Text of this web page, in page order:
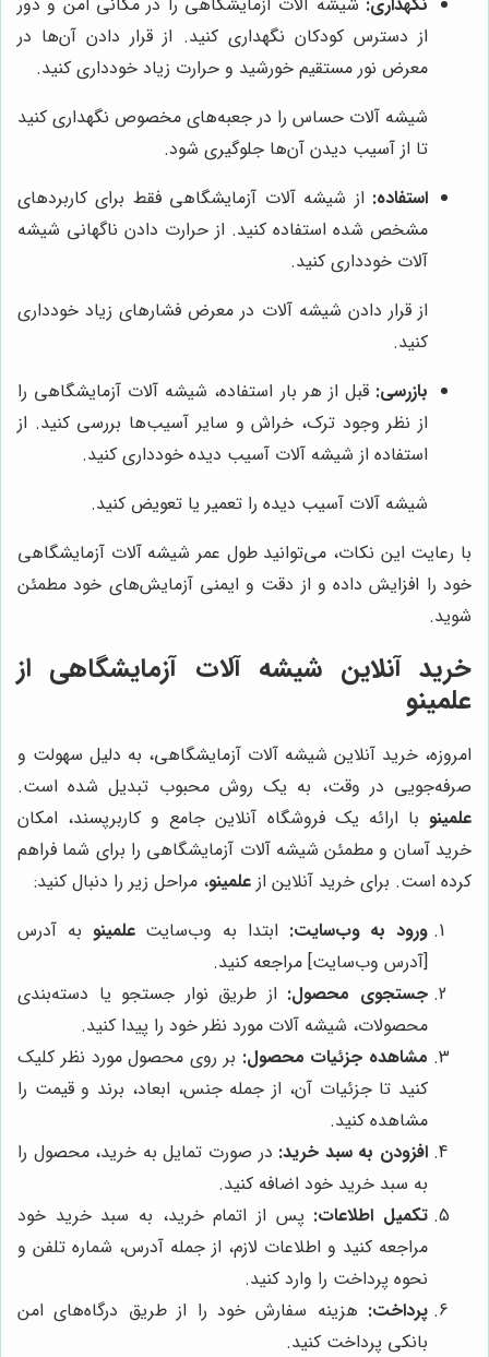
از دسترس کودکان نگهداری کنید. از قرار دادن آن‌ها در
معرض نور مستقیم خورشید و حرارت زیاد خودداری کنید.
شیشه آلات حساس را در جعبه‌های مخصوص نگهداری کنید
تا از آسیب دیدن آن‌ها جلوگیری شود.
استفاده: از شیشه آلات آزمایشگاهی فقط برای کاربردهای
مشخص شده استفاده کنید. از حرارت دادن ناگهانی شیشه
آلات خودداری کنید.
از قرار دادن شیشه آلات در معرض فشارهای زیاد خودداری
کنید.
بازرسی: قبل از هر بار استفاده، شیشه آلات آزمایشگاهی را
از نظر وجود ترک، خراش و سایر آسیب‌ها بررسی کنید. از
استفاده از شیشه آلات آسیب دیده خودداری کنید.
شیشه آلات آسیب دیده را تعمیر یا تعویض کنید.
با رعایت این نکات، می‌توانید طول عمر شیشه آلات آزمایشگاهی
خود را افزایش داده و از دقت و ایمنی آزمایش‌های خود مطمئن
شوید.
خرید آنلاین شیشه آلات آزمایشگاهی از
علمینو
امروزه، خرید آنلاین شیشه آلات آزمایشگاهی، به دلیل سهولت و
صرفه‌جویی در وقت، به یک روش محبوب تبدیل شده است.
علمینو با ارائه یک فروشگاه آنلاین جامع و کاربرپسند، امکان
خرید آسان و مطمئن شیشه آلات آزمایشگاهی را برای شما فراهم
کرده است. برای خرید آنلاین از علمینو، مراحل زیر را دنبال کنید:
ورود به وب‌سایت: ابتدا به وب‌سایتعلمینو به آدرس
[آدرس وب‌سایت] مراجعه کنید.
جستجوی محصول: از طریق نوار جستجو یا دسته‌بندی
محصولات، شیشه آلات مورد نظر خود را پیدا کنید.
مشاهده جزئیات محصول: بر روی محصول مورد نظر کلیک
کنید تا جزئیات آن، از جمله جنس، ابعاد، برند و قیمت را
مشاهده کنید.
افزودن به سبد خرید: در صورت تمایل به خرید، محصول را
به سبد خرید خود اضافه کنید.
تکمیل اطلاعات: پس از اتمام خرید، به سبد خرید خود
مراجعه کنید و اطلاعات لازم، از جمله آدرس، شماره تلفن و
نحوه پرداخت را وارد کنید.
پرداخت: هزینه سفارش خود را از طریق درگاه‌های امن
بانکی پرداخت کنید.